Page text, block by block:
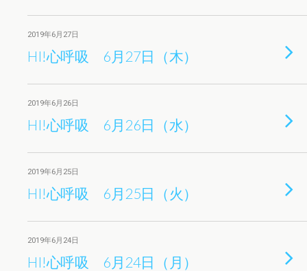
2019年6月27日
HI!心呼吸 6月27日（木）
2019年6月26日
HI!心呼吸 6月26日（水）
2019年6月25日
HI!心呼吸 6月25日（火）
2019年6月24日
HI!心呼吸 6月24日（月）